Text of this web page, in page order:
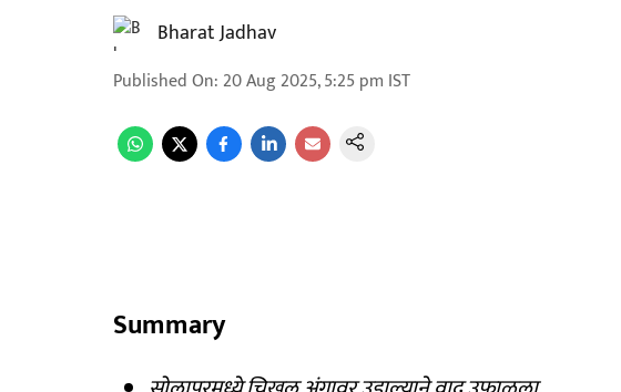
Bharat Jadhav
Published On: 20 Aug 2025, 5:25 pm IST
Summary